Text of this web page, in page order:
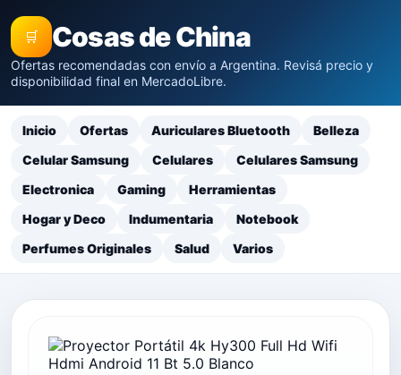
🛒 Cosas de China
Ofertas recomendadas con envío a Argentina. Revisá precio y
disponibilidad final en MercadoLibre.
Inicio Ofertas Auriculares Bluetooth
Belleza
Celular Samsung
Celulares
Celulares Samsung
Electronica
Gaming
Herramientas
Hogar y Deco
Indumentaria
Notebook
Perfumes Originales
Salud Varios